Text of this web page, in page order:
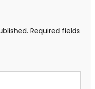
Required fields